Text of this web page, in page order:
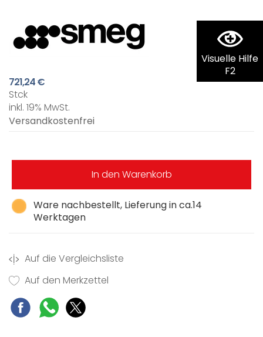
Visuelle Hilfe
F2
721,24 €
Stck
inkl. 19% MwSt.
Versandkostenfrei
Ware nachbestellt, Lieferung in ca.14
Werktagen
In den Warenkorb
Auf die Vergleichsliste
Auf den Merkzettel